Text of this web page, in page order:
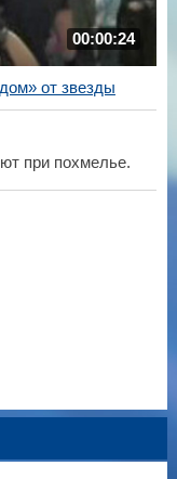
00:00:24
от звезды
при похмелье.